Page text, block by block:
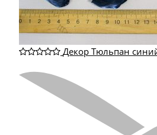
Декор Тюльпан